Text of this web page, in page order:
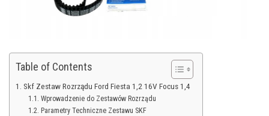
Table of Contents
Skf Zestaw Rozrządu Ford Fiesta 1,2 16V Focus 1,4
Wprowadzenie do Zestawów Rozrządu
Parametry Techniczne Zestawu SKF